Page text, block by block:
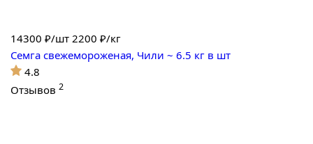
14300 ₽/шт 2200 ₽/кг
Семга свежемороженая, Чили ~ 6.5 кг в шт
4.8
Отзывов 2